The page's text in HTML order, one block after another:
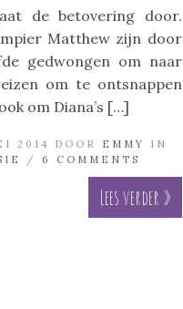
de betovering door.
Matthew zijn door
gedwongen om naar
om te ontsnappen
om Diana’s […]
2014 DOOR EMMY
IN
/ 6 COMMENTS
Lees verder »